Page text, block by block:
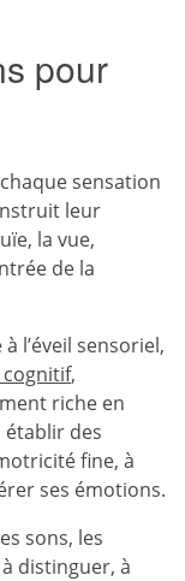
pour
sensation
leur
la vue,
de la
l’éveil sensoriel,
,
riche en
établir des
fine, à
ses émotions.
sons, les
distinguer, à